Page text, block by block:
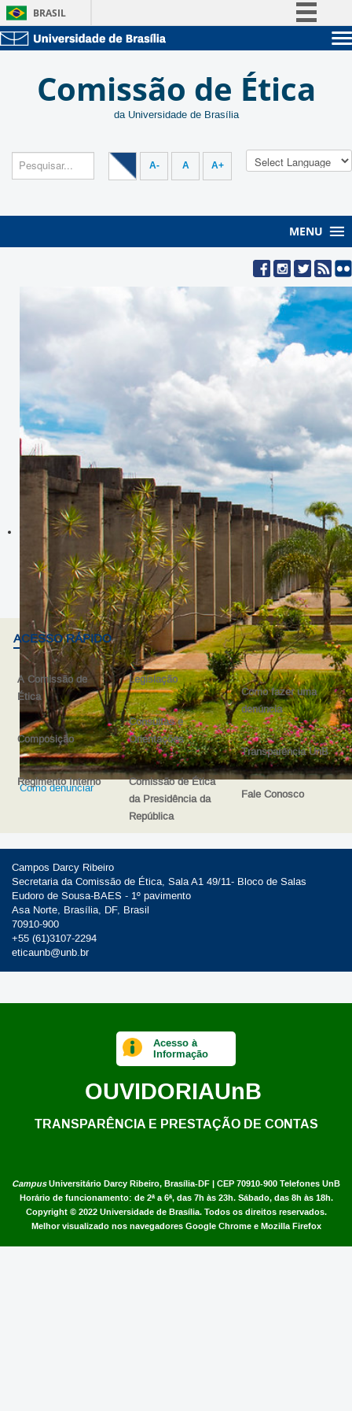
BRASIL
Participe
Acesso à informação
Canais
Unidades acadêmicas
Estude na UnB
Graduação
Servidor
Comissão de Ética
da Universidade de Brasília
Pesquisa
A- A A+
MENU
Como denunciar
ACESSO RÁPIDO
A Comissão de
Ética
Composição
Regimento Interno
Legislação
Consultas e
Orientações
Comissão de Ética
da Presidência da
República
Como fazer uma
denúncia
Transparência UnB
Fale Conosco
Campos Darcy Ribeiro
Secretaria da Comissão de Ética, Sala A1 49/11- Bloco de Salas
Eudoro de Sousa-BAES - 1º pavimento
Asa Norte, Brasília, DF, Brasil
70910-900
+55 (61)3107-2294
eticaunb@unb.br
CampusUniversitário Darcy Ribeiro, Brasília-DF | CEP 70910-900 Telefones UnB
Horário de funcionamento: de 2ª a 6ª, das 7h às 23h. Sábado, das 8h às 18h.
Copyright © 2022 Universidade de Brasília. Todos os direitos reservados.
Melhor visualizado nos navegadores Google Chrome e Mozilla Firefox
Acesso à
Informação
OUVIDORIAUnB
TRANSPARÊNCIA E PRESTAÇÃO DE CONTAS